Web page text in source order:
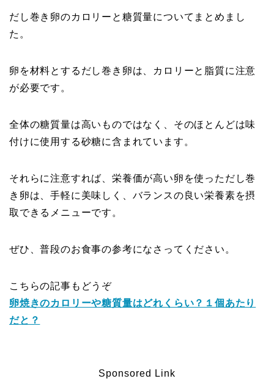
だし巻き卵のカロリーと糖質量についてまとめまし
た。
卵を材料とするだし巻き卵は、カロリーと脂質に注意
が必要です。
全体の糖質量は高いものではなく、そのほとんどは味
付けに使用する砂糖に含まれています。
それらに注意すれば、栄養価が高い卵を使っただし巻
き卵は、手軽に美味しく、バランスの良い栄養素を摂
取できるメニューです。
ぜひ、普段のお食事の参考になさってください。
こちらの記事もどうぞ
卵焼きのカロリーや糖質量はどれくらい？１個あたり
だと？
Sponsored Link